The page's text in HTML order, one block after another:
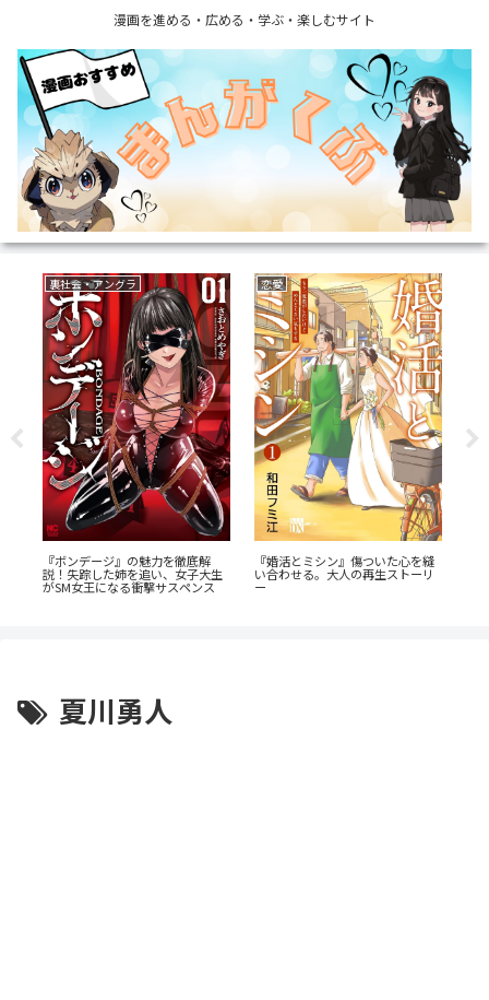
漫画を進める・広める・学ぶ・楽しむサイト
裏社会・アングラ
『ボンデージ』の魅力を徹底解
説！失踪した姉を追い、女子大生
がSM女王になる衝撃サスペンス
恋愛
『婚活とミシン』傷ついた心を縫
い合わせる。大人の再生ストーリ
ー
夏川勇人